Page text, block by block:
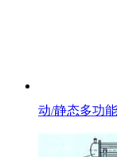
动/静态多功